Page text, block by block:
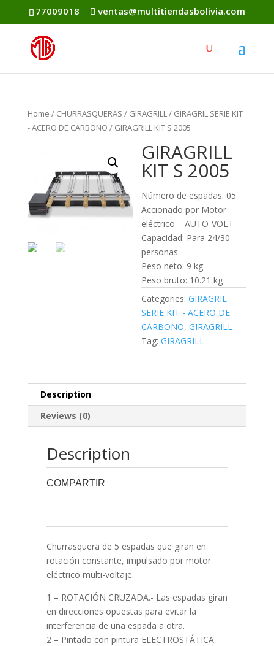
77009018 ventas@multitiendasbolivia.com
Home / CHURRASQUERAS / GIRAGRILL/ GIRAGRIL SERIE KIT
- ACERO DE CARBONO / GIRAGRILL KIT S 2005
GIRAGRILL
KIT S 2005
Número de espadas: 05
Accionado por Motor
eléctrico – AUTO-VOLT
Capacidad: Para 24/30
personas
Peso neto: 9 kg
Peso bruto: 10.21 kg
Categories:GIRAGRIL
SERIE KIT - ACERO DE
CARBONO,GIRAGRILL
Tag:GIRAGRILL
Description
Reviews (0)
Description
COMPARTIR
Churrasquera de 5 espadas que giran en
rotación constante, impulsado por motor
eléctrico multi-voltaje.
1 – ROTACIÓN CRUZADA.- Las espadas giran
en direcciones opuestas para evitar la
interferencia de una espada a otra.
2 – Pintado con pintura ELECTROSTÁTICA.